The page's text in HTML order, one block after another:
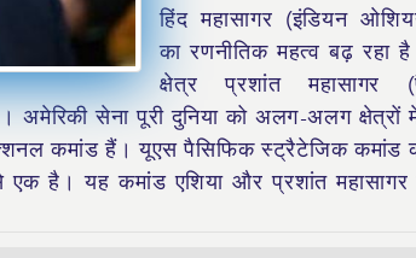
हिंद महासागर (इंडियन
का रणनीतिक महत्व बढ़ रहा
क्षेत्र प्रशांत महासागर
सेना पूरी दुनिया को अलग-अलग क्षेत्रों
कमांड हैं। यूएस पैसिफिक स्ट्रैटेजिक कमांड
है। यह कमांड एशिया और प्रशांत महासागर